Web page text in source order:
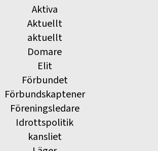
Aktiva
Aktuellt
aktuellt
Domare
Elit
Förbundet
Förbundskaptener
Föreningsledare
Idrottspolitik
kansliet